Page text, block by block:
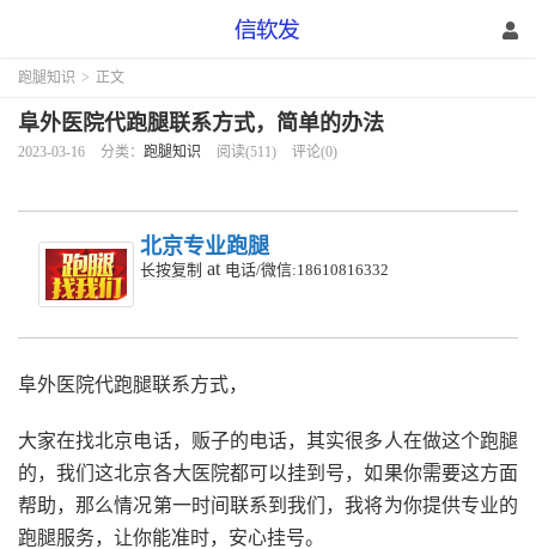
跑腿知识 > 正文
阜外医院代跑腿联系方式，简单的办法
2023-03-16 分类： 跑腿知识 阅读(511) 评论(0)
北京专业跑腿
长按复制 at 电话/微信:18610816332
阜外医院代跑腿联系方式，
大家在找北京电话，贩子的电话，其实很多人在做这个跑腿
的，我们这北京各大医院都可以挂到号，如果你需要这方面
帮助，那么情况第一时间联系到我们，我将为你提供专业的
跑腿服务，让你能准时，安心挂号。